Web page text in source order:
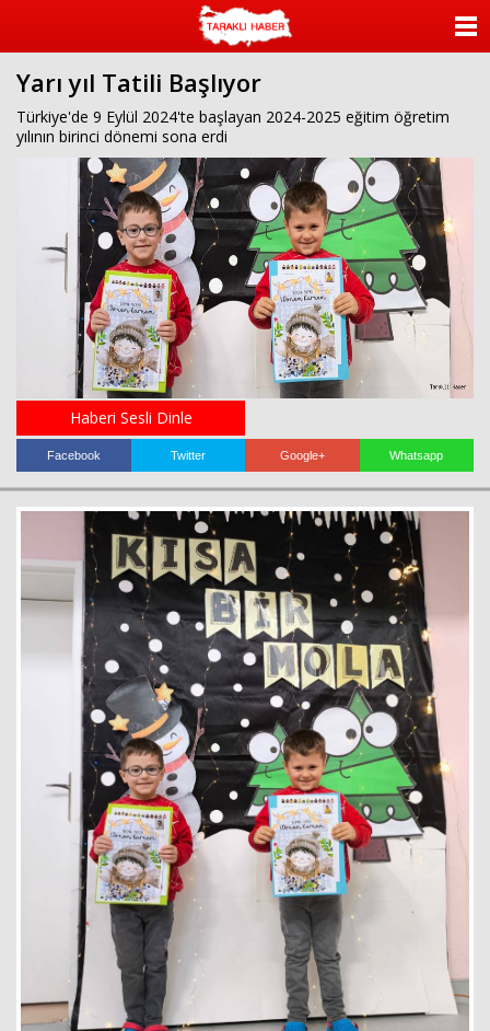
Yarı yıl Tatili Başlıyor
Türkiye'de 9 Eylül 2024'te başlayan 2024-2025 eğitim öğretim
yılının birinci dönemi sona erdi
Haberi Sesli Dinle
Facebook Twitter Google+ Whatsapp
ANKETLER
FOTO GALERİ
VİDEO GALERİ
KÜNYE
İLETİŞİM
Haberin Doğru Adresi.